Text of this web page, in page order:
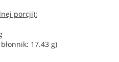
porcji):
17.43 g)